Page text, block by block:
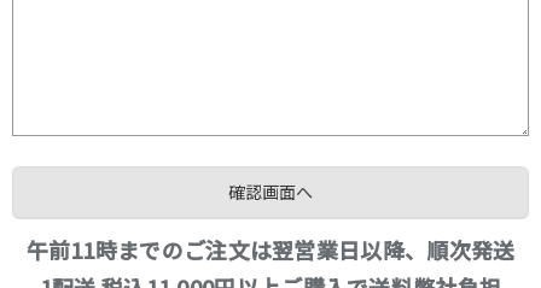
午前11時までのご注文は翌営業日以降、順次発送